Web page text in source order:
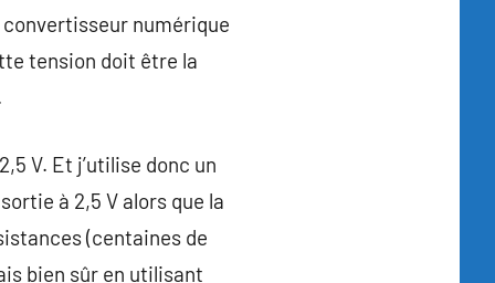
numérique
tension doit être la
V. Et j’utilise donc un
à 2,5 V alors que la
(centaines de
bien sûr en utilisant